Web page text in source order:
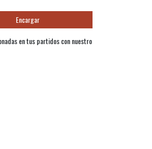
Encargar
en tus partidos con nuestro